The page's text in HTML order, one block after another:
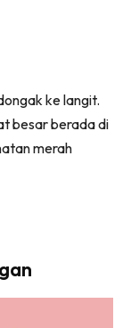
ke langit.
besar berada di
merah